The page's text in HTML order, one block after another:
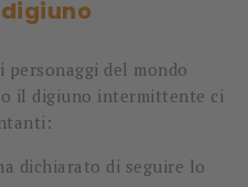
del mondo
il digiuno intermittente ci
dichiarato di seguire lo